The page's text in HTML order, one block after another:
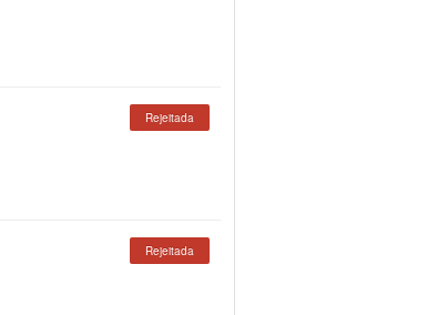
Rejeitada
Rejeitada